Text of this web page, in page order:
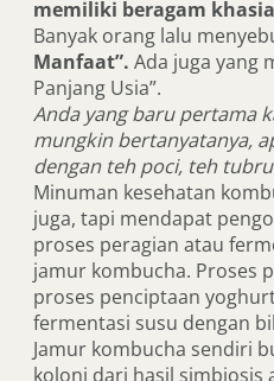
memiliki beragam
Banyak orang lalu
Manfaat”. Ada juga yang
Panjang Usia”.
Anda yang baru pertama
mungkin bertanyatanya,
dengan teh poci, teh
Minuman kesehatan
juga, tapi mendapat
proses peragian atau
jamur kombucha. Proses
proses penciptaan
fermentasi susu dengan
Jamur kombucha sendiri
koloni dari hasil simbiosis